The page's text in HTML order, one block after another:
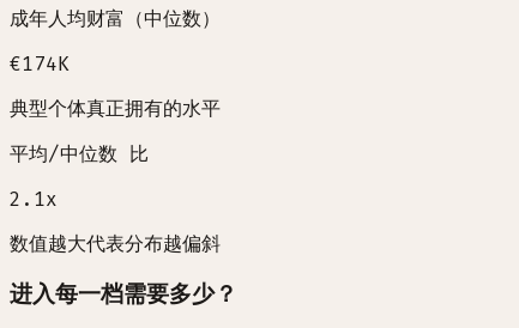
成年人均财富（中位数）
€174K
典型个体真正拥有的水平
平均/中位数 比
2.1x
数值越大代表分布越偏斜
进入每一档需要多少？